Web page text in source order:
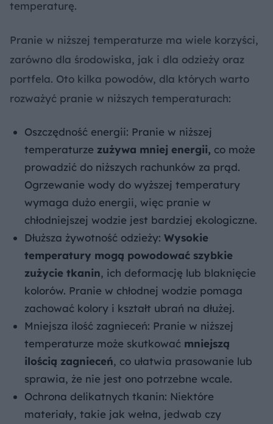
temperaturę.
Pranie w niższej temperaturze ma wiele korzyści,
zarówno dla środowiska, jak i dla odzieży oraz
portfela. Oto kilka powodów, dla których warto
rozważyć pranie w niższych temperaturach:
Oszczędność energii: Pranie w niższej
temperaturze zużywa mniej energii, co może
prowadzić do niższych rachunków za prąd.
Ogrzewanie wody do wyższej temperatury
wymaga dużo energii, więc pranie w
chłodniejszej wodzie jest bardziej ekologiczne.
Dłuższa żywotność odzieży: Wysokie
temperatury mogą powodować szybkie
zużycie tkanin, ich deformację lub blaknięcie
kolorów. Pranie w chłodnej wodzie pomaga
zachować kolory i kształt ubrań na dłużej.
Mniejsza ilość zagnieceń: Pranie w niższej
temperaturze może skutkować mniejszą
ilością zagnieceń, co ułatwia prasowanie lub
sprawia, że nie jest ono potrzebne wcale.
Ochrona delikatnych tkanin: Niektóre
materiały, takie jak wełna, jedwab czy